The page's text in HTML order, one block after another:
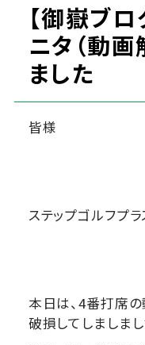
【御嶽ブ
ニタ（動
ました
皆様
ステップゴルフプ
本日は、4番打席の
破損してしましまし